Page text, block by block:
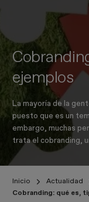
ejemplos
La mayoría de la
puesto que es un
embargo, muchas
trata el cobranding,
Inicio Actualidad
Cobranding: qué es,